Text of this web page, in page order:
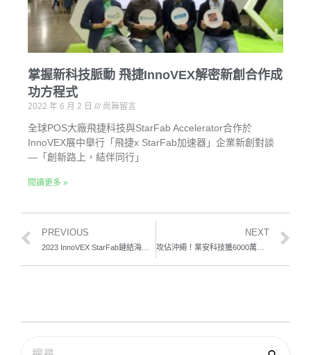
掌握新科技脈動 飛捷InnoVEX解密新創合作成
功方程式
2022 年 6 月 2 日 尚無留言
全球POS大廠飛捷科技與StarFab Accelerator合作於
InnoVEX展中舉行「飛捷x StarFab加速器」企業新創對談
—「創新路上，結伴同行」
閱讀更多 »
PREVIOUS NEXT
攻佔沖繩！業安科技獲6000萬資金注入，聯手當地飲料大廠舉辦驚奇「販賣機大冒險」，獎金高達300萬日幣！